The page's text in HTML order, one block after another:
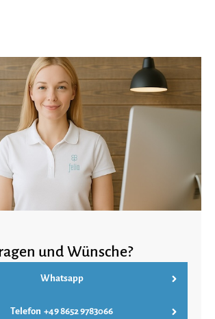
und Wünsche?
Whatsapp
Telefon +49 8652 9783066